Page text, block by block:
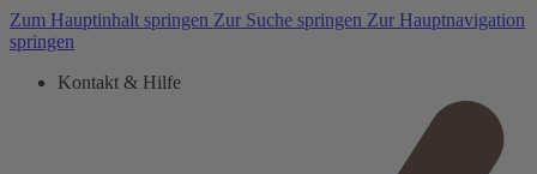
Zum Hauptinhalt springen Zur Suche springen Zur Hauptnavigation
springen
Kontakt & Hilfe